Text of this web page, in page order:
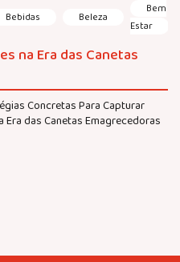
Bebidas Beleza
Bem
Estar
na Era das Canetas
Concretas Para Capturar
das Canetas Emagrecedoras